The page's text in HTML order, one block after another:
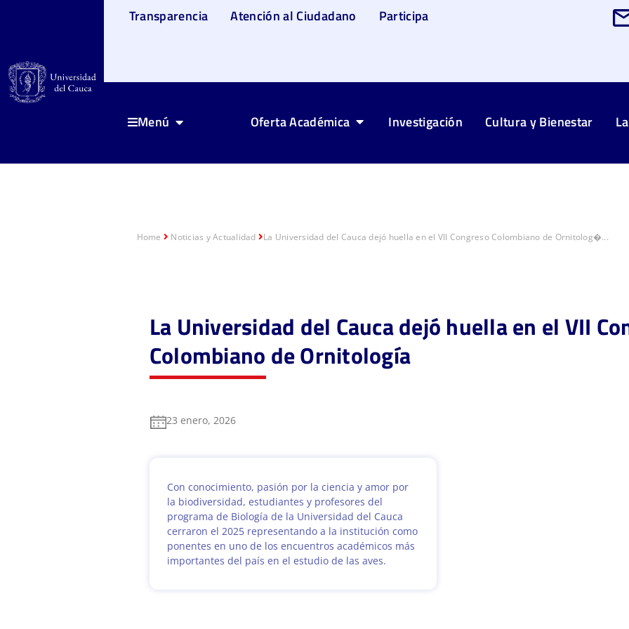
Transparencia Atención al Ciudadano Participa
Menú Oferta Académica Investigación Cultura y Bienestar
Home Noticias y Actualidad La Universidad del Cauca dejó huella en el VII Congreso Colombiano de Ornitolog�...
La Universidad del Cauca dejó huella en el VII
Colombiano de Ornitología
23 enero, 2026
Con conocimiento, pasión por la ciencia y amor por
la biodiversidad, estudiantes y profesores del
programa de Biología de la Universidad del Cauca
cerraron el 2025 representando a la institución como
ponentes en uno de los encuentros académicos más
importantes del país en el estudio de las aves.